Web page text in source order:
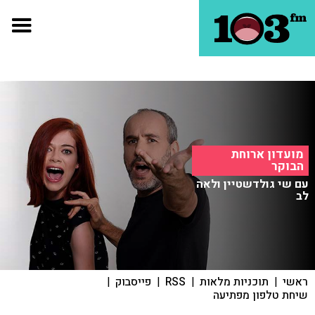
מועדון ארוחת
הבוקר
עם שי גולדשטיין ולאה
לב
ראשי | תוכניות מלאות |
RSS
| פייסבוק |
שיחת טלפון מפתיעה